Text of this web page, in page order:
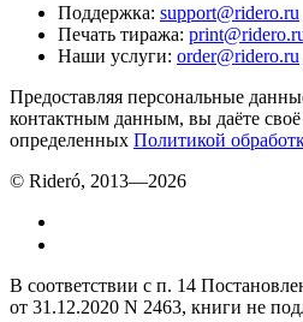
Поддержка: support@ridero.ru
Печать тиража:
Наши услуги: order@ridero.ru
Предоставляя персональные
контактным данным, вы даёте своё
определенных Политикой
© Rideró, 2013—2026
В соответствии с п. 14
от 31.12.2020 N 2463, книги не